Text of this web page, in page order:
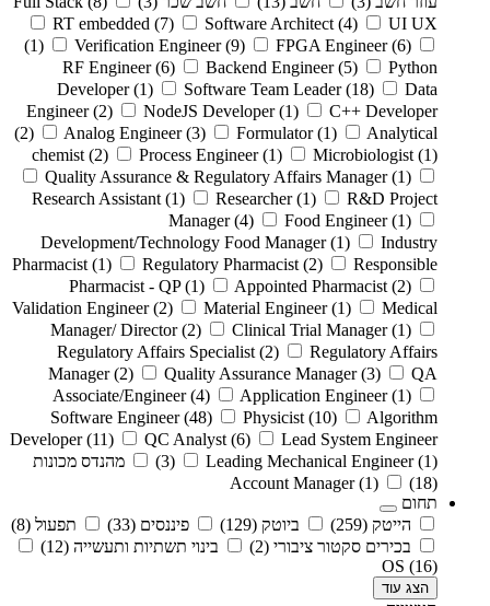
RT embedded (7) Software Architect (4)
UI UX
(1)
Verification Engineer (9) FPGA Engineer (6)
RF Engineer (6) Backend Engineer (5)
Python
Developer (1) Software Team Leader (18)
Data
Engineer (2) NodeJS Developer (1)
C++ Developer
(2)
Analog Engineer (3) Formulator (1)
Analytical
chemist (2) Process Engineer (1) Microbiologist (1)
Quality Assurance & Regulatory Affairs Manager (1)
Research Assistant (1) Researcher (1)
R&D Project
Manager (4) Food Engineer (1)
Development/Technology Food Manager (1)
Industry
Pharmacist (1) Regulatory Pharmacist (2)
Responsible
Pharmacist - QP (1) Appointed Pharmacist (2)
Validation Engineer (2) Material Engineer (1)
Medical
Manager/ Director (2) Clinical Trial Manager (1)
Regulatory Affairs Specialist (2)
Regulatory Affairs
Manager (2) Quality Assurance Manager (3)
QA
Associate/Engineer (4) Application Engineer (1)
Software Engineer (48) Physicist (10)
Algorithm
Developer (11) QC Analyst (6)
Lead System Engineer
(3)
Leading Mechanical Engineer (1)
מהנדס מכונות
(18)
Account Manager (1)
תחום
הייטק (259) ביוטק (129) פיננסים (33) תפעול (8)
בכירים סקטור ציבורי (2) בינוי תשתיות ותעשייה (12)
OS (16)
הצג עוד